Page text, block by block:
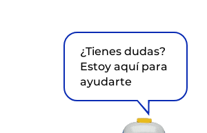
¿Tienes dudas?
Estoy aquí para
ayudarte